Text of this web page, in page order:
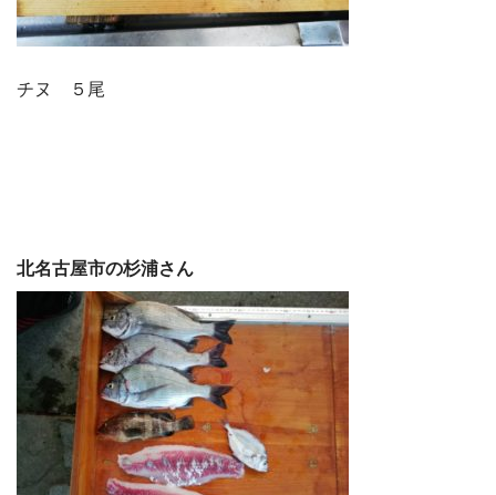
チヌ ５尾
北名古屋市の杉浦さん